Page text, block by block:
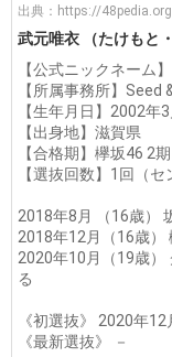
出典： https://48pedia.org
武元唯衣 （たけもと
【公式ニックネーム】
【所属事務所】Seed
【生年月日】2002年
【出身地】滋賀県
【合格期】欅坂46 2期
【選抜回数】1回（セ
2018年8月 （16歳）
2018年12月（16歳）
2020年10月（19歳）
る
《初選抜》 2020年
《最新選抜》 －